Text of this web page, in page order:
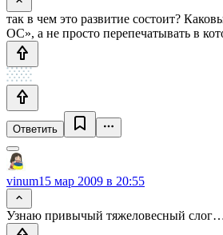
так в чем это развитие состоит?
ОС», а не просто перепечатывать в
Ответить
vinum15 мар 2009 в 20:55
Узнаю привычый тяжеловесный